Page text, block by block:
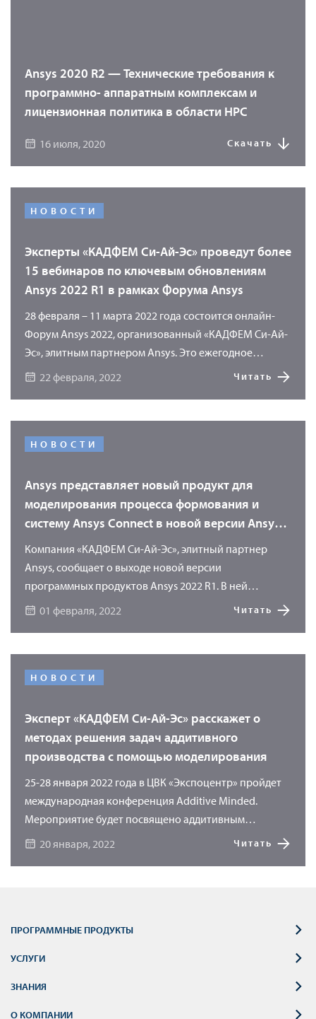
Ansys 2020 R2 — Технические требования к
программно- аппаратным комплексам и
лицензионная политика в области HPC
16 июля, 2020 Скачать
НОВОСТИ
Эксперты «КАДФЕМ Си-Ай-Эс» проведут более
15 вебинаров по ключевым обновлениям
Ansys 2022 R1 в рамках Форума Ansys
28 февраля – 11 марта 2022 года состоится онлайн-
Форум Ansys 2022, организованный «КАДФЕМ Си-Ай-
Эс», элитным партнером Ansys. Это ежегодное
мероприятие, посвященное ключевым обновлениям
анализа (CAE) и системного моделирования. Форум
объединит на одной площадке руководителей и
академических кругов из различных отраслей
промышленности.
22 февраля, 2022 Читать
НОВОСТИ
Ansys представляет новый продукт для
моделирования процесса формования и
систему Ansys Connect в новой версии Ansys
2022 R1
Компания «КАДФЕМ Си-Ай-Эс», элитный партнер
Ansys, сообщает о выходе новой версии
программных продуктов Ansys 2022 R1. В ней
представлен ряд крупных обновлений – начиная от
заканчивая многочисленными
усовершенствованиями, обновлениями и новыми
решениях.
01 февраля, 2022 Читать
НОВОСТИ
Эксперт «КАДФЕМ Си-Ай-Эс» расскажет о
методах решения задач аддитивного
производства с помощью моделирования
25-28 января 2022 года в ЦВК «Экспоцентр» пройдет
международная конференция Additive Minded.
Мероприятие будет посвящено аддитивным
технологиям в промышленности и состоится в
направления Аддитивное производство, АО
решать задачи 3D-печати с помощью возможностей
Ansys.
20 января, 2022 Читать
ПРОГРАММНЫЕ ПРОДУКТЫ
УСЛУГИ
ЗНАНИЯ
О КОМПАНИИ